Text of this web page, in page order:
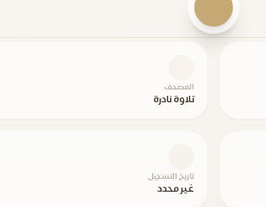
المصحف
تلاوة نادرة
تاريخ التسجيل
غير محدد